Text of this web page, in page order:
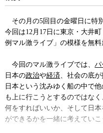
その月の5回目の金曜日に特
今回は12月17日に東京・大井
例マル激ライブ」の模様を無料
今回のマル激ライブでは、 パ
日本の政治や経済、社会の底が
日本という沈みゆく船の中で
も上に行こうとするのではな
何をすればいいか、そして日
ができるかを一緒に考えてい